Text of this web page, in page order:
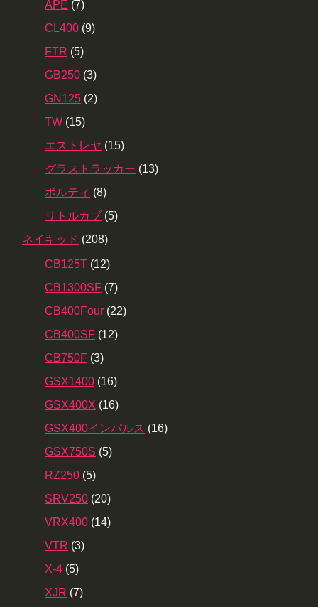
APE (7)
CL400 (9)
FTR (5)
GB250 (3)
GN125 (2)
TW (15)
エストレヤ (15)
グラストラッカー (13)
ボルティ (8)
リトルカブ (5)
ネイキッド (208)
CB125T (12)
CB1300SF (7)
CB400Four (22)
CB400SF (12)
CB750F (3)
GSX1400 (16)
GSX400X (16)
GSX400インパルス (16)
GSX750S (5)
RZ250 (5)
SRV250 (20)
VRX400 (14)
VTR (3)
X-4 (5)
XJR (7)